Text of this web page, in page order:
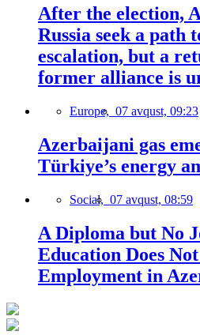
After the election,
Russia seek a path
escalation, but a
former alliance is
Europe, 07 avqust, 09:23
Azerbaijani gas
Türkiye’s energy
Social, 07 avqust, 08:59
A Diploma but No
Education Does
Employment in